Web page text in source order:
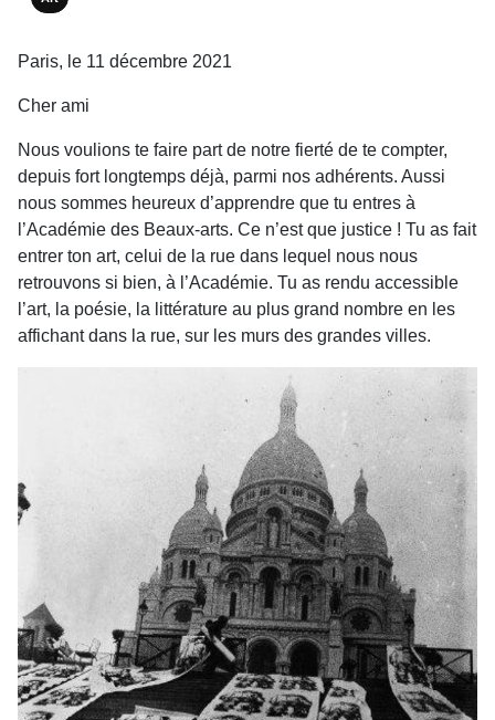
Paris, le 11 décembre 2021
Cher ami
Nous voulions te faire part de notre fierté de te compter,
depuis fort longtemps déjà, parmi nos adhérents. Aussi
nous sommes heureux d’apprendre que tu entres à
l’Académie des Beaux-arts. Ce n’est que justice ! Tu as fait
entrer ton art, celui de la rue dans lequel nous nous
retrouvons si bien, à l’Académie. Tu as rendu accessible
l’art, la poésie, la littérature au plus grand nombre en les
affichant dans la rue, sur les murs des grandes villes.